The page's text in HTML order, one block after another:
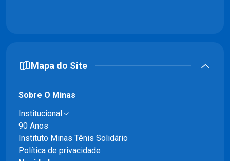
Mapa do Site
Sobre O Minas
Institucional
90 Anos
Instituto Minas Tênis Solidário
Política de privacidade